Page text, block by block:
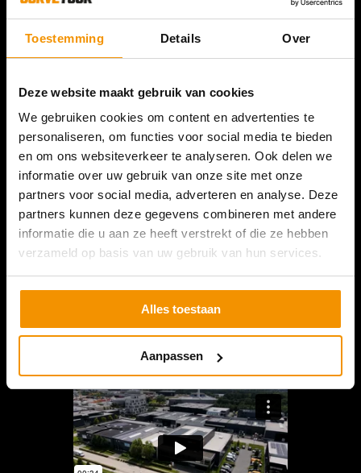
Toestemming Details Over
Deze website maakt gebruik van cookies
We gebruiken cookies om content en advertenties te
personaliseren, om functies voor social media te bieden
en om ons websiteverkeer te analyseren. Ook delen we
informatie over uw gebruik van onze site met onze
partners voor social media, adverteren en analyse. Deze
partners kunnen deze gegevens combineren met andere
informatie die u aan ze heeft verstrekt of die ze hebben
verzameld op basis van uw gebruik van hun services.
Alles toestaan
Aanpassen
+31 (0) 13 36 99 360
Navigatie
GPS Meetapparatuur
GPS Machinebesturing
Referenties
Service & Support
Uitbreiden van je set